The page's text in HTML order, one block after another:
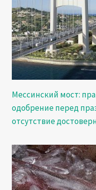
Мессинский мост:
одобрение перед
отсутствие